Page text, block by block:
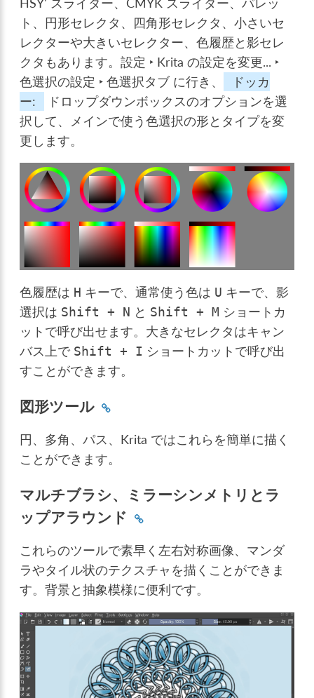
ト、円形セレクタ、四角形セレクタ、小さいセ
レクターや大きいセレクター、色履歴と影セレ
クタもあります。設定 ‣ Krita の設定を変更... ‣
色選択の設定 ‣ 色選択タブに行き、
ドッカ
ー:
ドロップダウンボックスのオプションを選
択して、メインで使う色選択の形とタイプを変
更します。
色履歴は H キーで、通常使う色は U キーで、影
選択は Shift + N と Shift + M ショートカ
ットで呼び出せます。大きなセレクタはキャン
バス上で Shift + I ショートカットで呼び出
すことができます。
図形ツール
円、多角、パス、Krita ではこれらを簡単に描く
ことができます。
マルチブラシ、ミラーシンメトリとラ
ップアラウンド
これらのツールで素早く左右対称画像、マンダ
ラやタイル状のテクスチャを描くことができま
す。背景と抽象模様に便利です。